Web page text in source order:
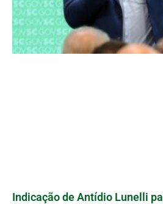
Indicação de Antídio Lunelli